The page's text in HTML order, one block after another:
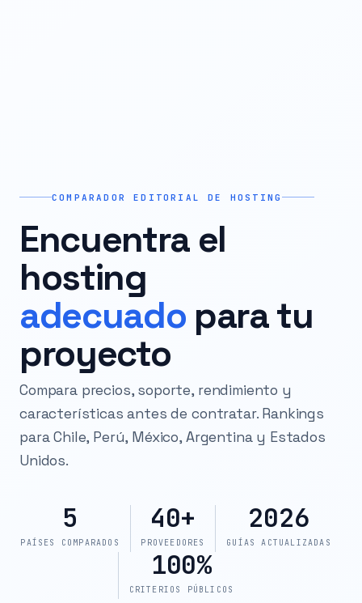
COMPARADOR EDITORIAL DE HOSTING
Encuentra el
hosting
adecuado para tu
proyecto
Compara precios, soporte, rendimiento y
características antes de contratar. Rankings
para Chile, Perú, México, Argentina y Estados
Unidos.
5
PAÍSES COMPARADOS
40+
PROVEEDORES
2026
GUÍAS ACTUALIZADAS
100%
CRITERIOS PÚBLICOS